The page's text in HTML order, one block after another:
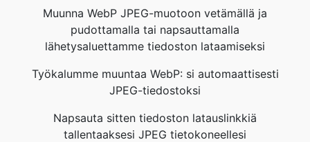
Muunna WebP JPEG-muotoon vetämällä ja
pudottamalla tai napsauttamalla
lähetysaluettamme tiedoston lataamiseksi
Työkalumme muuntaa WebP: si automaattisesti
JPEG-tiedostoksi
Napsauta sitten tiedoston latauslinkkiä
tallentaaksesi JPEG tietokoneellesi